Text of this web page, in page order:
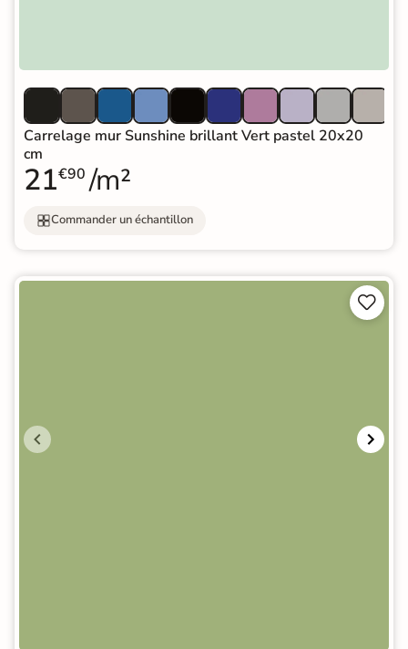
Carrelage mur Sunshine brillant Vert pastel 20x20
cm
21€90 /m²
Commander un échantillon

